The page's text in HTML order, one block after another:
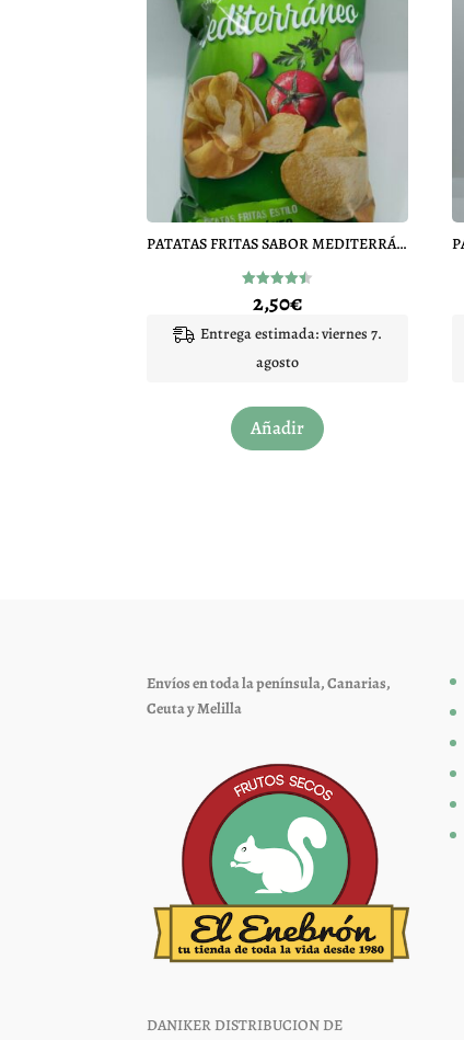
PATATAS FRITAS SABOR MEDITERRÁNEO
Valorado
con
de 5
2,50€
Entrega estimada: viernes 7.
agosto
Añadir
Envíos en toda la península, Canarias,
Ceuta y Melilla
DANIKER DISTRIBUCION DE